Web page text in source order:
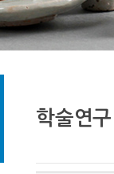
학술연구